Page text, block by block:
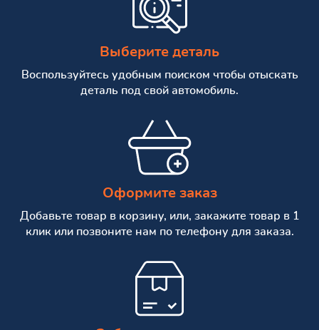
Выберите деталь
Воспользуйтесь удобным поиском чтобы отыскать
деталь под свой автомобиль.
Оформите заказ
Добавьте товар в корзину, или, закажите товар в 1
клик или позвоните нам по телефону для заказа.